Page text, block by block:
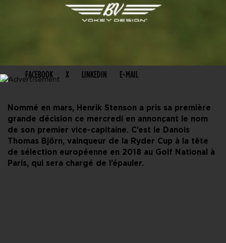
FACEBOOK X LINKEDIN E-MAIL
Nommé en mars, Henrik Stenson a pris sa première
grande décision ce mercredi en annonçant le nom
de son premier vice-capitaine. C’est le Danois
Thomas Björn, vainqueur de la Ryder Cup à la tête
de sélection européenne en 2018 au Golf National à
Paris, qui sera chargé de l’épauler.